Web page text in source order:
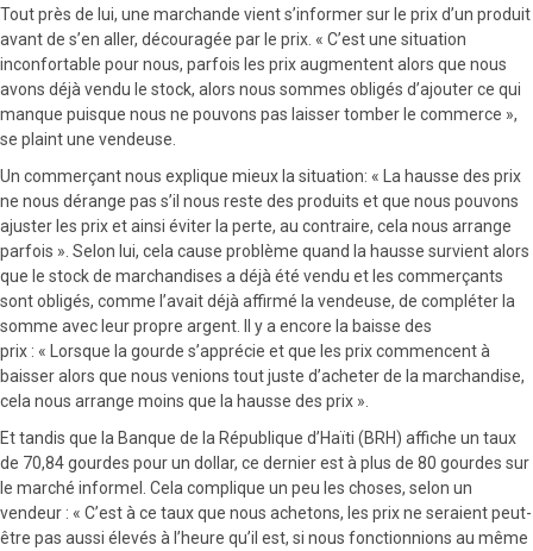
Tout près de lui, une marchande vient s’informer sur le prix d’un produit
avant de s’en aller, découragée par le prix. « C’est une situation
inconfortable pour nous, parfois les prix augmentent alors que nous
avons déjà vendu le stock, alors nous sommes obligés d’ajouter ce qui
manque puisque nous ne pouvons pas laisser tomber le commerce »,
se plaint une vendeuse.
Un commerçant nous explique mieux la situation: « La hausse des prix
ne nous dérange pas s’il nous reste des produits et que nous pouvons
ajuster les prix et ainsi éviter la perte, au contraire, cela nous arrange
parfois ». Selon lui, cela cause problème quand la hausse survient alors
que le stock de marchandises a déjà été vendu et les commerçants
sont obligés, comme l’avait déjà affirmé la vendeuse, de compléter la
somme avec leur propre argent. Il y a encore la baisse des
prix : « Lorsque la gourde s’apprécie et que les prix commencent à
baisser alors que nous venions tout juste d’acheter de la marchandise,
cela nous arrange moins que la hausse des prix ».
Et tandis que la Banque de la République d’Haïti (BRH) affiche un taux
de 70,84 gourdes pour un dollar, ce dernier est à plus de 80 gourdes sur
le marché informel. Cela complique un peu les choses, selon un
vendeur : « C’est à ce taux que nous achetons, les prix ne seraient peut-
être pas aussi élevés à l’heure qu’il est, si nous fonctionnions au même